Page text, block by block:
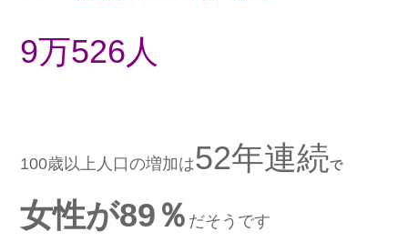
9万526人
100歳以上人口の増加は52年連続で
女性が89％ だそうです